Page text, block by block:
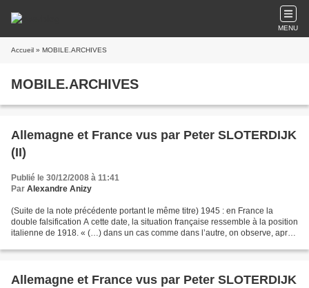
MENU
Accueil » MOBILE.ARCHIVES
MOBILE.ARCHIVES
Allemagne et France vus par Peter SLOTERDIJK
(II)
Publié le 30/12/2008 à 11:41
Par Alexandre Anizy
(Suite de la note précédente portant le même titre) 1945 : en France la
double falsification A cette date, la situation française ressemble à la position
italienne de 1918. « (…) dans un cas comme dans l’autre, on observe, après
Allemagne et France vus par Peter SLOTERDIJK